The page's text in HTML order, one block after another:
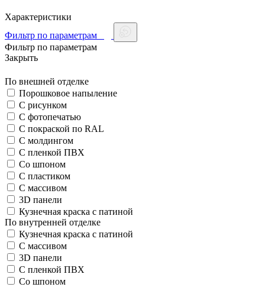
Характеристики
Фильтр по параметрам
Фильтр по параметрам
Закрыть
По внешней отделке
Порошковое напыление
С рисунком
С фотопечатью
С покраской по RAL
С молдингом
С пленкой ПВХ
Со шпоном
С пластиком
С массивом
3D панели
Кузнечная краска с патиной
По внутренней отделке
Кузнечная краска с патиной
С массивом
3D панели
С пленкой ПВХ
Со шпоном